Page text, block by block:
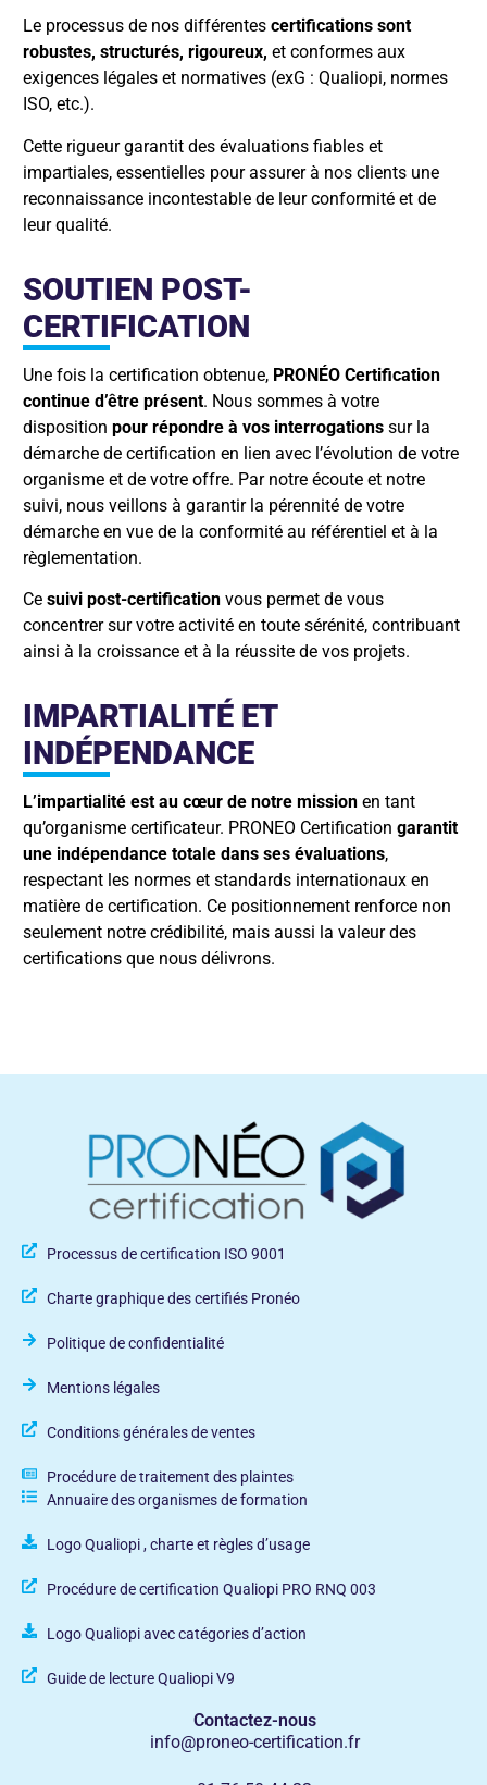
Le processus de nos différentes certifications sont
robustes, structurés, rigoureux, et conformes aux
exigences légales et normatives (exG : Qualiopi, normes
ISO, etc.).
Cette rigueur garantit des évaluations fiables et
impartiales, essentielles pour assurer à nos clients une
reconnaissance incontestable de leur conformité et de
leur qualité.
SOUTIEN POST-
CERTIFICATION
Une fois la certification obtenue, PRONÉO Certification
continue d’être présent. Nous sommes à votre
disposition pour répondre à vos interrogationssur la
démarche de certification en lien avec l’évolution de votre
organisme et de votre offre. Par notre écoute et notre
suivi, nous veillons à garantir la pérennité de votre
démarche en vue de la conformité au référentiel et à la
règlementation.
Ce suivi post-certificationvous permet de vous
concentrer sur votre activité en toute sérénité, contribuant
ainsi à la croissance et à la réussite de vos projets.
IMPARTIALITÉ ET
INDÉPENDANCE
L’impartialité est au cœur de notre missionen tant
qu’organisme certificateur. PRONEO Certification garantit
une indépendance totale dans ses évaluations,
respectant les normes et standards internationaux en
matière de certification. Ce positionnement renforce non
seulement notre crédibilité, mais aussi la valeur des
certifications que nous délivrons.
Processus de certification ISO 9001
Charte graphique des certifiés Pronéo
Politique de confidentialité
Mentions légales
Conditions générales de ventes
Procédure de traitement des plaintes
Annuaire des organismes de formation
Logo Qualiopi , charte et règles d’usage
Procédure de certification Qualiopi PRO RNQ 003
Logo Qualiopi avec catégories d’action
Guide de lecture Qualiopi V9
Contactez-nous
info@proneo-certification.fr